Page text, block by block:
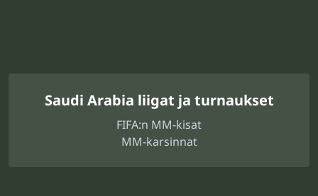
Saudi Arabia liigat ja turnaukset
FIFA:n MM-kisat
MM-karsinnat